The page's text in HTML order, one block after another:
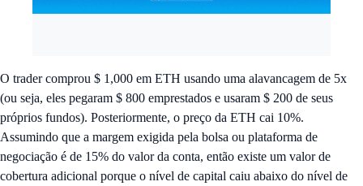
O trader comprou $ 1,000 em ETH usando uma alavancagem de 5x
(ou seja, eles pegaram $ 800 emprestados e usaram $ 200 de seus
próprios fundos). Posteriormente, o preço da ETH cai 10%.
Assumindo que a margem exigida pela bolsa ou plataforma de
negociação é de 15% do valor da conta, então existe um valor de
cobertura adicional porque o nível de capital caiu abaixo do nível de